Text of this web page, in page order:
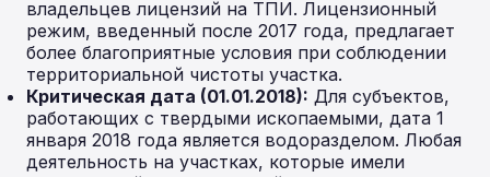
владельцев лицензий на ТПИ. Лицензионный
режим, введенный после 2017 года, предлагает
более благоприятные условия при соблюдении
территориальной чистоты участка.
Критическая дата (01.01.2018): Для субъектов,
работающих с твердыми ископаемыми, дата 1
января 2018 года является водоразделом. Любая
деятельность на участках, которые имели